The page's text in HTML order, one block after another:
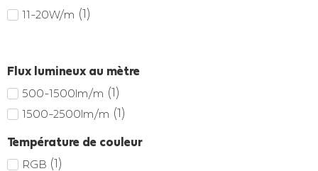
11-20W/m (1)
Flux lumineux au mètre
500-1500lm/m (1)
1500-2500lm/m (1)
Température de couleur
RGB (1)